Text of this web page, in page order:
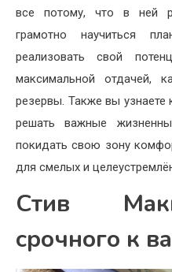
все потому, что в ней
грамотно научиться
реализовать свой
максимальной отдачей,
резервы. Также вы узнаете
решать важные
покидать свою зону
для смелых и
Стив
срочного к